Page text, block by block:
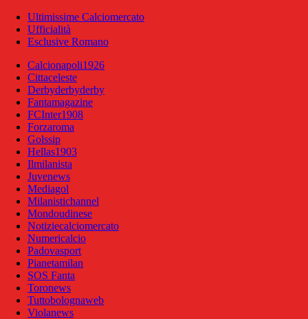
Ultimissime Calciomercato
Ufficialità
Esclusive Romano
Calcionapoli1926
Cittaceleste
Derbyderbyderby
Fantamagazine
FCInter1908
Forzaroma
Golssip
Hellas1903
Ilmilanista
Juvenews
Mediagol
Milanistichannel
Mondoudinese
Notiziecalciomercato
Numericalcio
Padovasport
Pianetamilan
SOS Fanta
Toronews
Tuttobolognaweb
Violanews